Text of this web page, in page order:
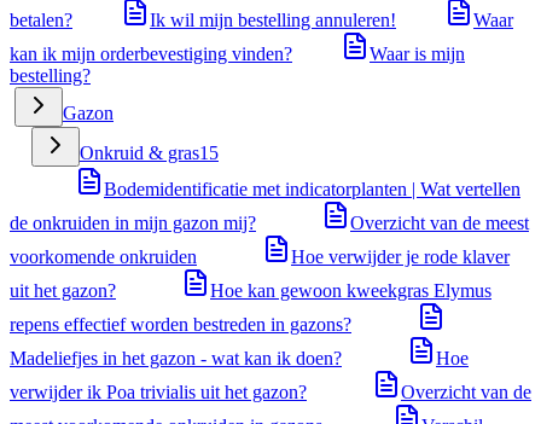
betalen?
Ik wil mijn bestelling annuleren!
Waar
kan ik mijn orderbevestiging vinden?
Waar is mijn
bestelling?
Gazon
Onkruid & gras15
Bodemidentificatie met indicatorplanten | Wat vertellen
de onkruiden in mijn gazon mij?
Overzicht van de meest
voorkomende onkruiden
Hoe verwijder je rode klaver
uit het gazon?
Hoe kan gewoon kweekgras Elymus
repens effectief worden bestreden in gazons?
Madeliefjes in het gazon - wat kan ik doen?
Hoe
verwijder ik Poa trivialis uit het gazon?
Overzicht van de